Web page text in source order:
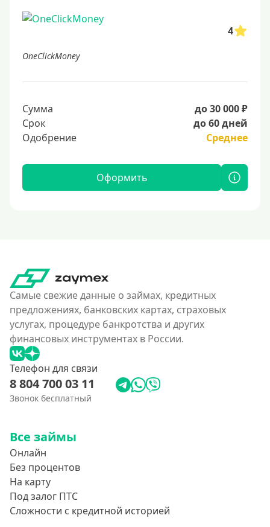
4
OneClickMoney
Сумма
до 30 000 ₽
Срок
до 60 дней
Одобрение
Среднее
Оформить
Самые свежие данные о займах, кредитных
предложениях, банковских картах, страховых
услугах, процедуре банкротства и других
финансовых инструментах в России.
Телефон для связи
8 804 700 03 11
Звонок бесплатный
Все займы
Онлайн
Без процентов
На карту
Под залог ПТС
Сложности с кредитной историей